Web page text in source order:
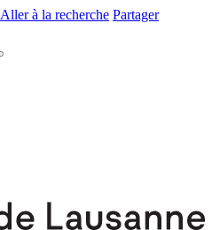
Aller à la recherche Partager